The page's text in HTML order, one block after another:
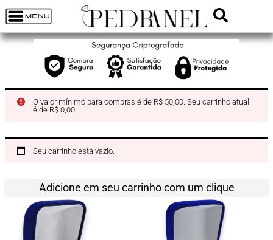
O valor mínimo para compras é de R$ 50,00. Seu carrinho atual
é de R$ 0,00.
Seu carrinho está vazio.
Adicione em seu carrinho com um clique